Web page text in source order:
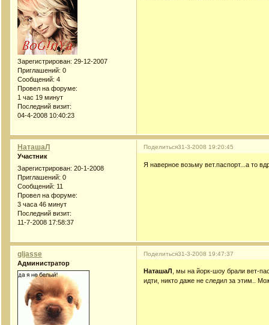
Зарегистрирован: 29-12-2007
Приглашений: 0
Сообщений: 4
Провел на форуме:
1 час 19 минут
Последний визит:
04-4-2008 10:40:23
Поделиться31-3-2008 19:20:45
НаташаЛ
Участник
Зарегистрирован: 20-1-2008
Приглашений: 0
Сообщений: 11
Провел на форуме:
3 часа 46 минут
Последний визит:
11-7-2008 17:58:37
Я наверное возьму вет.паспорт...а то
Поделиться31-3-2008 19:47:37
gljasse
Администратор
НаташаЛ , мы на йорк-шоу брали вет-
идти, никто даже не следил за этим..